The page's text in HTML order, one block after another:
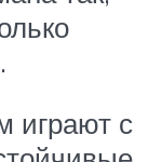
играют с